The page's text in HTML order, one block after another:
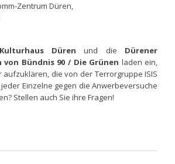
Zentrum Düren,
Dürenund die Dürener
Bündnis 90 / Die Grünen laden ein,
die von der Terrorgruppe ISIS
Einzelne gegen die Anwerbeversuche
Stellen auch Sie ihre Fragen!